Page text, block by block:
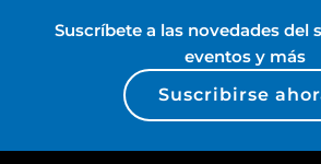
Suscríbete a las novedades del
eventos y más
Suscribirse